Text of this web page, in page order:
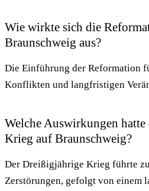
Wie wirkte sich die
Braunschweig aus?
Die Einführung der Reformation
Konflikten und langfristigen
Welche Auswirkungen
Krieg auf Braunschweig?
Der Dreißigjährige Krieg führte
Zerstörungen, gefolgt von einem